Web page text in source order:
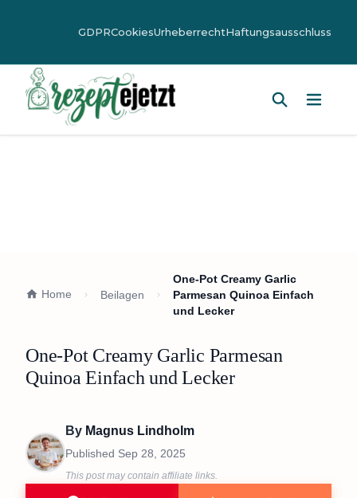
GDPRCookiesUrheberrechtHaftungsausschluss
Home Beilagen
One-Pot Creamy Garlic
Parmesan Quinoa Einfach
und Lecker
One-Pot Creamy Garlic Parmesan
Quinoa Einfach und Lecker
By Magnus Lindholm
Published Sep 28, 2025
This post may contain affiliate links.